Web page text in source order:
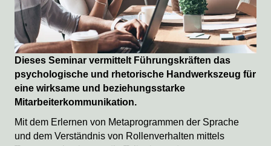
Dieses Seminar vermittelt Führungskräften das
psychologische und rhetorische Handwerkszeug für
eine wirksame und beziehungsstarke
Mitarbeiterkommunikation.
Mit dem Erlernen von Metaprogrammen der Sprache
und dem Verständnis von Rollenverhalten mittels